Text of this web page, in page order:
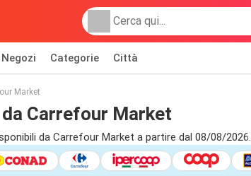
Negozi Categorie Città
Market
Carrefour Market
da Carrefour Market a partire dal 08/08/2026.